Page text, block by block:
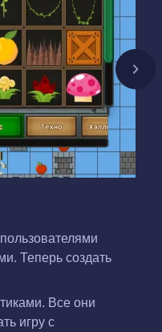
Теперь создать
Все они
игру с